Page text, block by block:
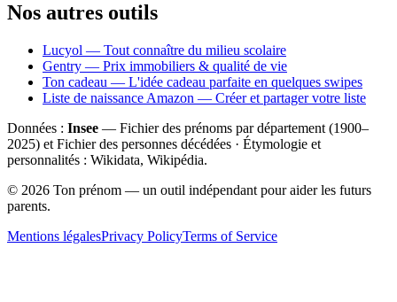
Nos autres outils
Lucyol — Tout connaître du milieu scolaire
Gentry — Prix immobiliers & qualité de vie
Ton cadeau — L'idée cadeau parfaite en quelques swipes
Liste de naissance Amazon — Créer et partager votre liste
Données : Insee — Fichier des prénoms par département (1900–
2025) et Fichier des personnes décédées · Étymologie et
personnalités : Wikidata, Wikipédia.
© 2026 Ton prénom — un outil indépendant pour aider les futurs
parents.
Mentions légalesPrivacy PolicyTerms of Service